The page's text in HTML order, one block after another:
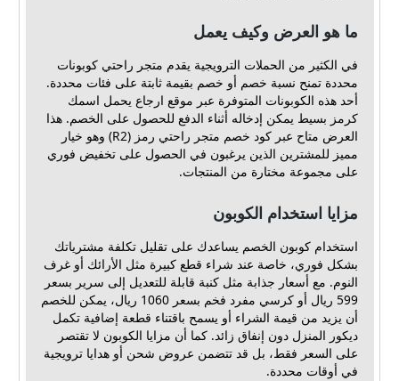
ما هو العرض وكيف يعمل
في الكثير من الحملات الترويجية يقدم متجر راحتي كوبونات
محددة تمنح نسبة خصم أو خصم بقيمة ثابتة على فئات محددة.
أحد هذه الكوبونات المتوفرة عبر موقع ارجاع يحمل اسمك
كرمز بسيط يمكن إدخاله أثناء الدفع للحصول على الخصم. هذا
العرض متاح عبر كود خصم متجر راحتي رمز (R2) وهو خيار
مميز للمشترين الذين يرغبون في الحصول على تخفيض فوري
على مجموعة مختارة من المنتجات.
مزايا استخدام الكوبون
استخدام كوبون الخصم يساعدك على تقليل تكلفة مشترياتك
بشكل فوري، خاصة عند شراء قطع كبيرة مثل الأرائك أو غرف
النوم. مع أسعار جذابة مثل كنبة قابلة للتعديل إلى سرير بسعر
599 ريال أو كرسي مفرد فخم بسعر 1060 ريال، يمكن للخصم
أن يزيد من قيمة الشراء أو يسمح باقتناء قطعة إضافية تكمل
ديكور المنزل دون إنفاق زائد. كما أن مزايا الكوبون لا تقتصر
على السعر فقط، بل قد تتضمن عروض شحن أو هدايا ترويجية
في أوقات محددة.